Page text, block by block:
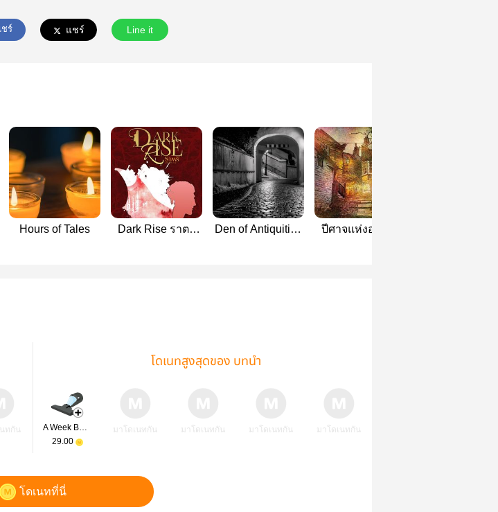
ชร์ แชร์ Line it
Hours of Tales
Dark Rise ราตรี
Den of Antiquities
ปีศาจแห่งอ่าวโร
ทกัน
โดเนทสูงสุดของ บทนำ
A Week Before Valentine
29.00
มาโดเนทกัน มาโดเนทกัน มาโดเนทกัน มาโดเนทกัน
โดเนทที่นี่